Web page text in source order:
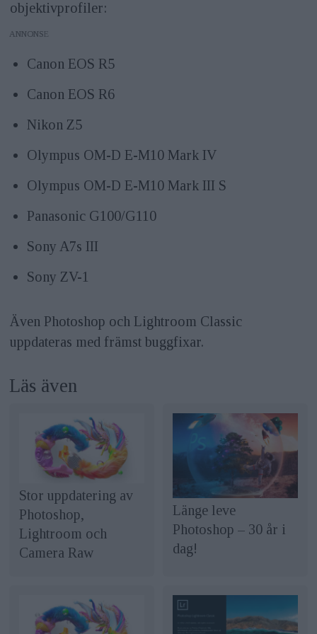
objektivprofiler:
ANNONS
Canon EOS R5
Canon EOS R6
Nikon Z5
Olympus OM-D E-M10 Mark IV
Olympus OM-D E-M10 Mark III S
Panasonic G100/G110
Sony A7s III
Sony ZV-1
Även Photoshop och Lightroom Classic
uppdateras med främst buggfixar.
Läs även
Stor uppdatering av
Photoshop,
Lightroom och
Camera Raw
Länge leve
Photoshop – 30 år i
dag!